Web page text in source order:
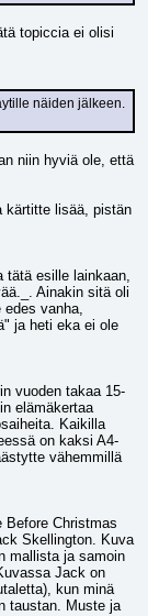
topiccia ei olisi
näiden jälkeen.
niin hyviä ole, että
kärtitte lisää, pistän
tätä esille lainkaan,
Ainakin sitä oli
vanha,
ja heti eka ei ole
vuoden takaa 15-
elämäkertaa
Kaikilla
on kaksi A4-
vähemmillä
Before Christmas
Skellington. Kuva
mallista ja samoin
Jack on
kun minä
taustan. Muste ja